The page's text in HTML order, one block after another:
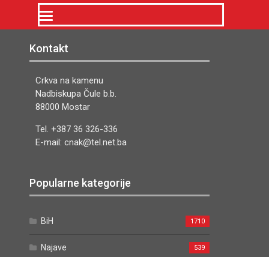
Kontakt
Crkva na kamenu
Nadbiskupa Čule b.b.
88000 Mostar
Tel. +387 36 326-336
E-mail: cnak@tel.net.ba
Popularne kategorije
BiH 1710
Najave 539